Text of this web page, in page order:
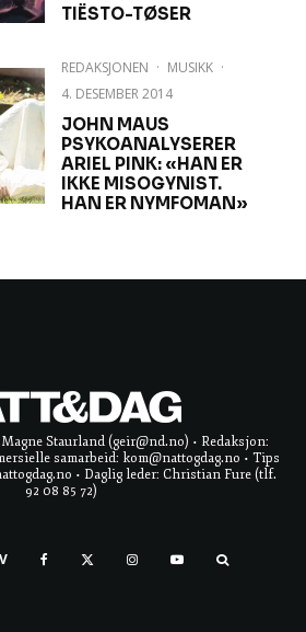
TIËSTO-TØSER
REDAKSJONEN · MUSIKK ·
4. DESEMBER 2014
JOHN MAUS
PSYKOANALYSERER
ARIEL PINK: «HAN ER
IKKE MISOGYNIST.
HAN ER NYMFOMAN»
Staurland (geir@nd.no) • Redaksjon:
samarbeid: kom@nattogdag.no • Tips
• Daglig leder: Christian Fure (tlf.
92 08 85 72)